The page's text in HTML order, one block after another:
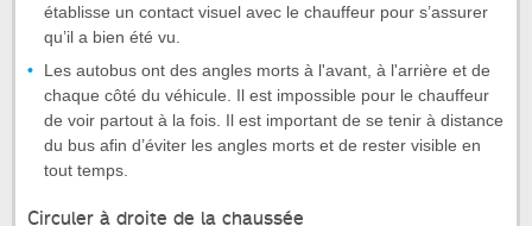
établisse un contact visuel avec le chauffeur pour s’assurer
qu’il a bien été vu.
Les autobus ont des angles morts à l'avant, à l'arrière et de
chaque côté du véhicule. Il est impossible pour le chauffeur
de voir partout à la fois. Il est important de se tenir à distance
du bus afin d’éviter les angles morts et de rester visible en
tout temps.
Circuler à droite de la chaussée